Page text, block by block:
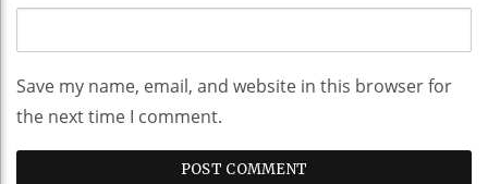
Save my name, email, and website in this browser for
the next time I comment.